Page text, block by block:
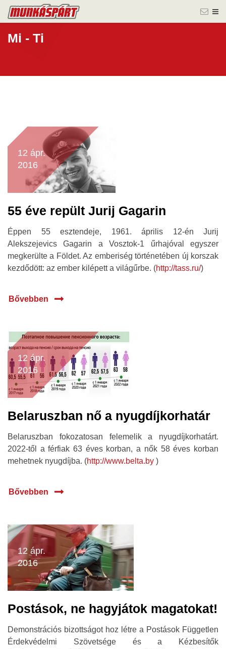
Mi - Ti
12 ápr.
2016
55 éve repült Jurij Gagarin
Éppen 55 esztendeje, 1961. április 12-én Jurij
Alekszejevics Gagarin a Vosztok-1 űrhajóval egyszer
megkerülte a Földet. Az emberiség történetében új korszak
kezdődött: az ember kilépett a világűrbe. (http://tass.ru/)
Bővebben
12 ápr.
2016
Belaruszban nő a nyugdíjkorhatár
Belaruszban fokozatosan felemelik a nyugdíjkorhatárt.
2022-től a férfiak 63 éves korban, a nők 58 éves korban
mehetnek nyugdíjba. (http://www.belta.by )
Bővebben
12 ápr.
2016
Postások, ne hagyjátok magatokat!
Demonstrációs bizottságot hoz létre a Postások Független
Érdekvédelmi Szövetsége és a Kézbesítők